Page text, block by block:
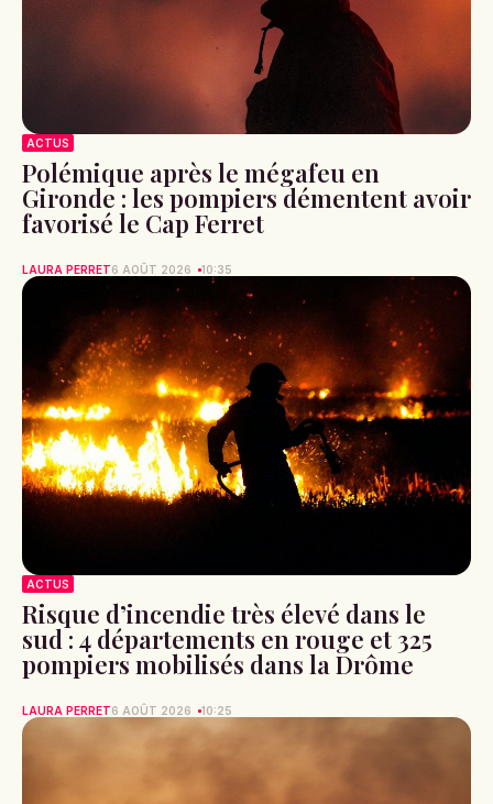
ACTUS
Polémique après le mégafeu en
Gironde : les pompiers démentent avoir
favorisé le Cap Ferret
LAURA PERRET6 AOÛT 2026 10:35
ACTUS
Risque d’incendie très élevé dans le
sud : 4 départements en rouge et 325
pompiers mobilisés dans la Drôme
LAURA PERRET6 AOÛT 2026 10:25